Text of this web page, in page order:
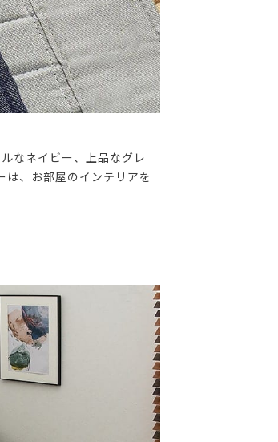
なネイビー、上品なグレ
は、お部屋のインテリアを